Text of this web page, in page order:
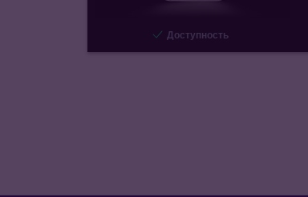
Доступность